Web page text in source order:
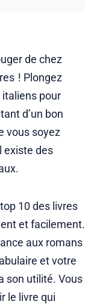
de chez
! Plongez
pour
d’un bon
vous soyez
existe des
10 des livres
et facilement.
aux romans
et votre
son utilité. Vous
le livre qui